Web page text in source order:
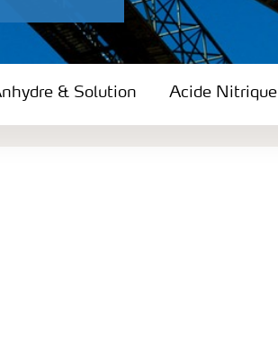
& Solution Acide Nitrique